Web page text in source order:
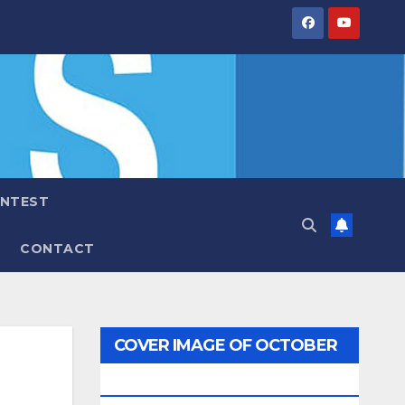
CONTACT
COVER IMAGE OF OCTOBER